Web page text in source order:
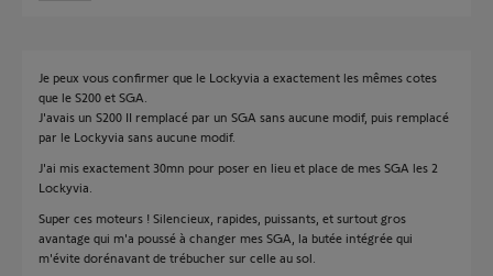
Je peux vous confirmer que le Lockyvia a exactement les mêmes cotes
que le S200 et SGA.
J'avais un S200 II remplacé par un SGA sans aucune modif, puis remplacé
par le Lockyvia sans aucune modif.
J'ai mis exactement 30mn pour poser en lieu et place de mes SGA les 2
Lockyvia.
Super ces moteurs ! Silencieux, rapides, puissants, et surtout gros
avantage qui m'a poussé à changer mes SGA, la butée intégrée qui
m'évite dorénavant de trébucher sur celle au sol.